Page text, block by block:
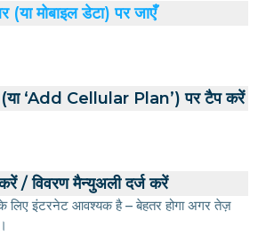
मोबाइल डेटा) पर जाएँ
‘Add Cellular Plan’) पर टैप करें
/ विवरण मैन्युअली दर्ज करें
इंटरनेट आवश्यक है – बेहतर होगा अगर तेज़